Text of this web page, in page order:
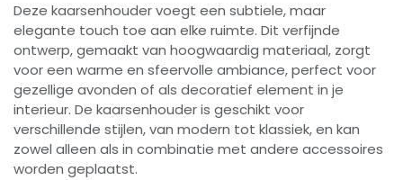
Deze kaarsenhouder voegt een subtiele, maar
elegante touch toe aan elke ruimte. Dit verfijnde
ontwerp, gemaakt van hoogwaardig materiaal, zorgt
voor een warme en sfeervolle ambiance, perfect voor
gezellige avonden of als decoratief element in je
interieur. De kaarsenhouder is geschikt voor
verschillende stijlen, van modern tot klassiek, en kan
zowel alleen als in combinatie met andere accessoires
worden geplaatst.